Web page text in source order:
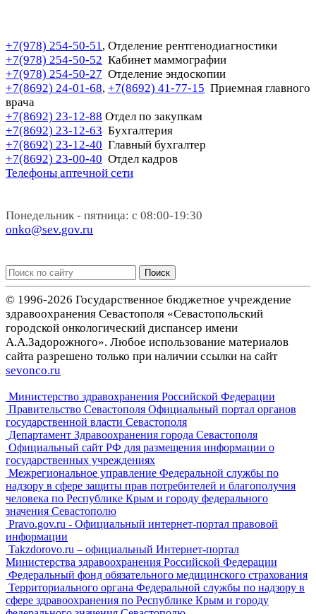
+7(978) 254-50-51, Отделение рентгенодиагностики
+7(978) 254-50-52 Кабинет маммографии
+7(978) 254-50-27 Отделение эндоскопии
+7(8692) 24-01-68, +7(8692) 41-77-15 Приемная главного
врача
+7(8692) 23-12-88 Отдел по закупкам
+7(8692) 23-12-63 Бухгалтерия
+7(8692) 23-12-40 Главный бухгалтер
+7(8692) 23-00-40 Отдел кадров
Телефоны аптечной сети
Понедельник - пятница: с 08:00-19:30
onko@sev.gov.ru
Поиск
© 1996-2026 Государственное бюджетное учреждение
здравоохранения Севастополя «Севастопольский
городской онкологический диспансер имени
А.А.Задорожного». Любое использование материалов
сайта разрешено только при наличии ссылки на сайт
sevonco.ru
Министерство здравохранения Российской Федерации
Правительство Севастополя Официальный портал органов
государственной власти Севастополя
Департамент Здравоохранения города Севастополя
Официальный сайт РФ для размещения информации о
государственных учреждениях
Межрегиональное управление Федеральной службы по
надзору в сфере защиты прав потребителей и благополучия
человека по Республике Крым и городу федерального
значения Севастополю
Pravo.gov.ru - Официальный интернет-портал правовой
информации
Takzdorovo.ru – официальный Интернет-портал
Министерства здравоохранения Российской Федерации
Федеральный фонд обязательного медицинского страхования
Территориального органа Федеральной службы по надзору в
сфере здравоохранения по Республике Крым и городу